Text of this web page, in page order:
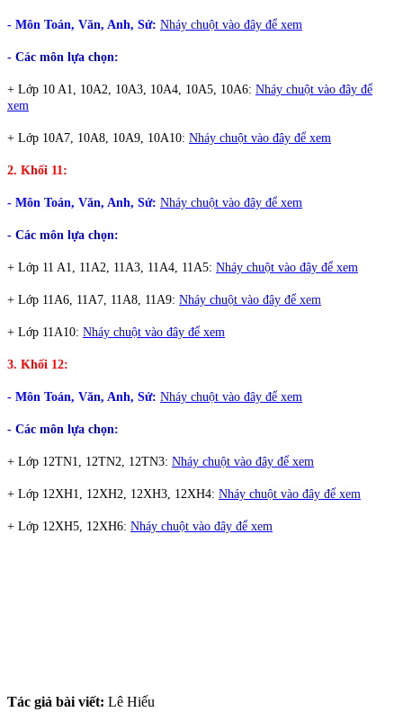
- Môn Toán, Văn, Anh, Sử: Nháy chuột vào đây để xem
- Các môn lựa chọn:
+ Lớp 10 A1, 10A2, 10A3, 10A4, 10A5, 10A6: Nháy chuột vào đây để
xem
+ Lớp 10A7, 10A8, 10A9, 10A10: Nháy chuột vào đây để xem
2. Khối 11:
- Môn Toán, Văn, Anh, Sử: Nháy chuột vào đây để xem
- Các môn lựa chọn:
+ Lớp 11 A1, 11A2, 11A3, 11A4, 11A5: Nháy chuột vào đây để xem
+ Lớp 11A6, 11A7, 11A8, 11A9: Nháy chuột vào đây để xem
+ Lớp 11A10: Nháy chuột vào đây để xem
3. Khối 12:
- Môn Toán, Văn, Anh, Sử: Nháy chuột vào đây để xem
- Các môn lựa chọn:
+ Lớp 12TN1, 12TN2, 12TN3: Nháy chuột vào đây để xem
+ Lớp 12XH1, 12XH2, 12XH3, 12XH4: Nháy chuột vào đây để xem
+ Lớp 12XH5, 12XH6: Nháy chuột vào đây để xem
Tác giả bài viết: Lê Hiếu